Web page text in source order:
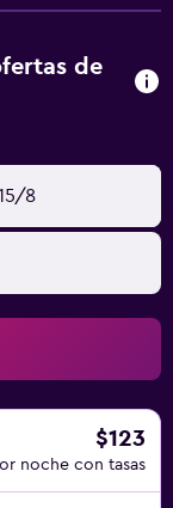
Podrá
el
de metro y la
a 5 minutos a
de
8
$123
noche con tasas